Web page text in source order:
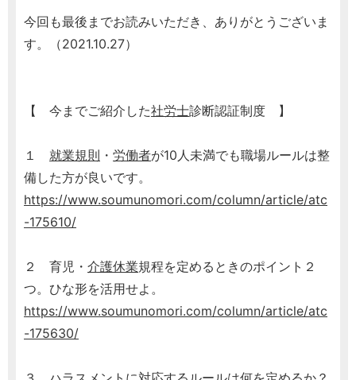
今回も最後までお読みいただき、ありがとうございま
す。（2021.10.27）
【 今までご紹介した社労士診断認証制度 】
１ 就業規則 ・ 労働者が10人未満でも職場ルールは整
備した方が良いです。
https://www.soumunomori.com/column/article/atc
-175610/
２ 育児・ 介護休業規程を定めるときのポイント２
つ。ひな形を活用せよ。
https://www.soumunomori.com/column/article/atc
-175630/